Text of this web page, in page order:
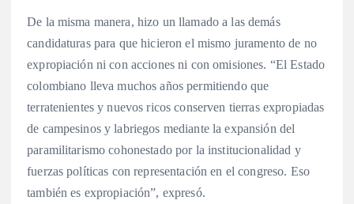
De la misma manera, hizo un llamado a las demás
candidaturas para que hicieron el mismo juramento de no
expropiación ni con acciones ni con omisiones. “El Estado
colombiano lleva muchos años permitiendo que
terratenientes y nuevos ricos conserven tierras expropiadas
de campesinos y labriegos mediante la expansión del
paramilitarismo cohonestado por la institucionalidad y
fuerzas políticas con representación en el congreso. Eso
también es expropiación”, expresó.